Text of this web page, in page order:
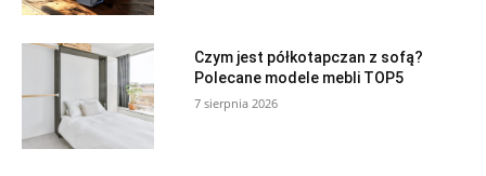
Czym jest półkotapczan z sofą?
Polecane modele mebli TOP5
7 sierpnia 2026